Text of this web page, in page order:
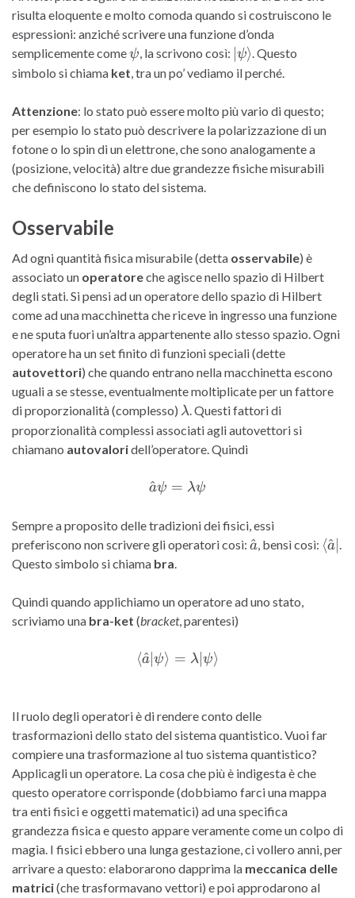
risulta eloquente e molto comoda quando si costruiscono le
espressioni: anziché scrivere una funzione d’onda
semplicemente come\psi
ψ, la scrivono così: |\psi\rangle
ψ⟩. Questo
simbolo si chiama ket, tra un po’ vediamo il perché.
Attenzione: lo stato può essere molto più vario di questo;
per esempio lo stato può descrivere la polarizzazione di un
fotone o lo spin di un elettrone, che sono analogamente a
(posizione, velocità) altre due grandezze fisiche misurabili
che definiscono lo stato del sistema.
Osservabile
Ad ogni quantità fisica misurabile (detta osservabile) è
associato un operatoreche agisce nello spazio di Hilbert
degli stati. Si pensi ad un operatore dello spazio di Hilbert
come ad una macchinetta che riceve in ingresso una funzione
e ne sputa fuori un’altra appartenente allo stesso spazio. Ogni
operatore ha un set finito di funzioni speciali (dette
autovettori) che quando entrano nella macchinetta escono
uguali a se stesse, eventualmente moltiplicate per un fattore
di proporzionalità (complesso) \lambda
λ. Questi fattori di
proporzionalità complessi associati agli autovettori si
chiamano autovaloridell’operatore. Quindi
\hat{a} \psi = \lambda
a
^ψ = λψ
Sempre a proposito delle tradizioni dei fisici, essi
preferiscono non scrivere gli operatori così: \hat{a}
a
^, bensì così: ⟨a
^ .
Questo simbolo si chiama bra.
Quindi quando applichiamo un operatore ad uno stato,
scriviamo una bra-ket (bracket, parentesi)
\langle
⟨a
^ ∣ψ⟩ = λ∣ ψ⟩
Il ruolo degli operatori è di rendere conto delle
trasformazioni dello stato del sistema quantistico. Vuoi far
compiere una trasformazione al tuo sistema quantistico?
Applicagli un operatore. La cosa che più è indigesta è che
questo operatore corrisponde (dobbiamo farci una mappa
tra enti fisici e oggetti matematici) ad una specifica
grandezza fisica e questo appare veramente come un colpo di
magia. I fisici ebbero una lunga gestazione, ci vollero anni, per
arrivare a questo: elaborarono dapprima la meccanica delle
matrici(che trasformavano vettori) e poi approdarono al